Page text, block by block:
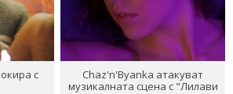
с
Chaz'n'Byanka атакуват
музикалната сцена с "Лилави